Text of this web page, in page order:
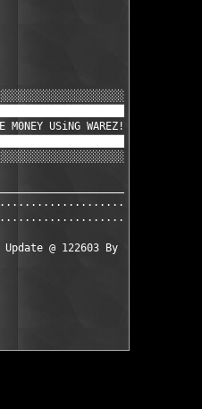
M0NEY USiNG WAREZ!
@ 122603 By MY